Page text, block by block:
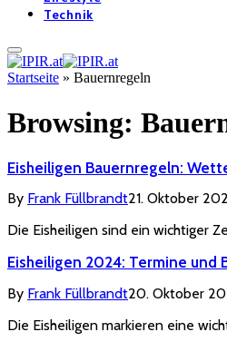
Technik
Startseite » Bauernregeln
Browsing:
Eisheiligen Bauernregeln:
By Frank Füllbrandt21. Oktober
Die Eisheiligen sind ein wichtiger
Eisheiligen 2024: Termine und
By Frank Füllbrandt20. Oktober
Die Eisheiligen markieren eine